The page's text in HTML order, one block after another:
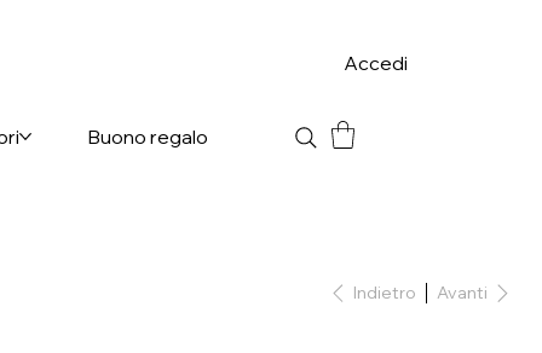
Buono regalo
Accedi
Indietro Avanti